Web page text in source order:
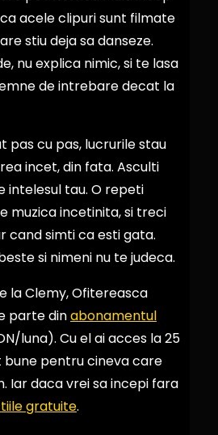
acele clipuri sunt filmate
stiu deja sa danseze.
nu explica nimic, si te lasa
de intrebare decat la
pas cu pas, lucrurile stau
incet, din fata. Asculti
intelesul tau. O repeti
muzica incetinita, si treci
cand simti ca esti gata.
si nimeni nu te judeca.
la Clemy, Ofitereasca
parte dinabonamentul
luna). Cu el ai acces la 25
bune pentru cineva care
Iar daca vrei sa incepi fara
gratuite.